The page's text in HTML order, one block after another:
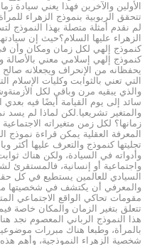
الأولين والآخرين فهذا يعني سيادة
تتحقق الربوبية بنموذج الزهراء
لم نقدم أمثلة متصلة بهذا النموذج
الزهراء عليها السلام؟حيث إن
كنموذج إلهي لكل زمان ومكان وأن
كنموذج إلهي إسلامي معني بالأصالة
يحفظانه من الإنحراف ويجعلانه
التي تعني بالثوابت وكليات الإسلام
والذي يبقيه مرن وباقي لكل
سائد إلى يوم القيامة أيضًا فيه بعدي
والمتغير تشريعيا.لكن لماذا لم
زمانها؟ لكل زمن متغيراته
المعرفة العقلية يمكن قراءة نموذج
تجليتها كنموذج والتعرف عليها أكثر
وأدواته في السيادة، ولكن هناك
واجتماعية أو إنسانية، فالمستقرئ
السيادي للعالمين يستطيع في كل
والمعرفي أن يكتشف في شخصيتها
مقومات تحاكي الواقع الاجتماعي
تتعلق بتغير الزمان والمكان خاصة
هذا النموذج الرباني المعصوم نجد
بالمرأة، وطبعا هناك مبررات
شخصية الزهراء النموذجية، وأهم